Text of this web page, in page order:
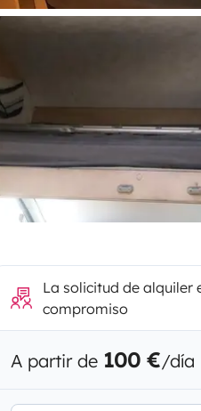
La solicitud de alquiler
compromiso
A partir de 100 €/día